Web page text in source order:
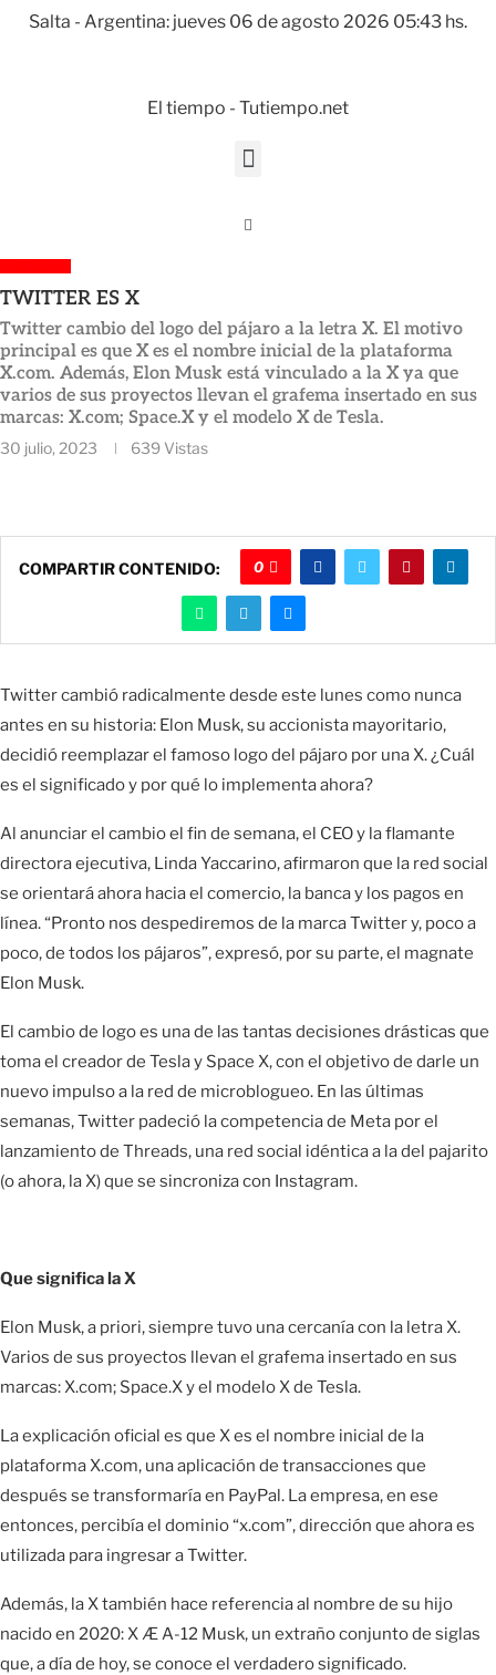
Salta - Argentina: jueves 06 de agosto 2026 05:43 hs.
El tiempo - Tutiempo.net
TWITTER ES X
Twitter cambio del logo del pájaro a la letra X. El motivo
principal es que X es el nombre inicial de la plataforma
X.com. Además, Elon Musk está vinculado a la X ya que
varios de sus proyectos llevan el grafema insertado en sus
marcas: X.com; Space.X y el modelo X de Tesla.
30 julio, 2023 639 Vistas
COMPARTIR CONTENIDO: 0
Twitter cambió radicalmente desde este lunes como nunca
antes en su historia: Elon Musk, su accionista mayoritario,
decidió reemplazar el famoso logo del pájaro por una X. ¿Cuál
es el significado y por qué lo implementa ahora?
Al anunciar el cambio el fin de semana, el CEO y la flamante
directora ejecutiva, Linda Yaccarino, afirmaron que la red social
se orientará ahora hacia el comercio, la banca y los pagos en
línea. “Pronto nos despediremos de la marca Twitter y, poco a
poco, de todos los pájaros”, expresó, por su parte, el magnate
Elon Musk.
El cambio de logo es una de las tantas decisiones drásticas que
toma el creador de Tesla y Space X, con el objetivo de darle un
nuevo impulso a la red de microblogueo. En las últimas
semanas, Twitter padeció la competencia de Meta por el
lanzamiento de Threads, una red social idéntica a la del pajarito
(o ahora, la X) que se sincroniza con Instagram.
Que significa la X
Elon Musk, a priori, siempre tuvo una cercanía con la letra X.
Varios de sus proyectos llevan el grafema insertado en sus
marcas: X.com; Space.X y el modelo X de Tesla.
La explicación oficial es que X es el nombre inicial de la
plataforma X.com, una aplicación de transacciones que
después se transformaría en PayPal. La empresa, en ese
entonces, percibía el dominio “x.com”, dirección que ahora es
utilizada para ingresar a Twitter.
Además, la X también hace referencia al nombre de su hijo
nacido en 2020: X Æ A-12 Musk, un extraño conjunto de siglas
que, a día de hoy, se conoce el verdadero significado.